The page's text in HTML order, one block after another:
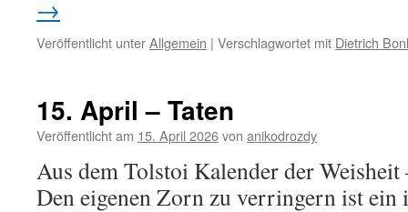
→
Veröffentlicht unterAllgemein | Verschlagwortet mit Dietrich
15. April – Taten
Veröffentlicht am 15. April 2026von anikodrozdy
Aus dem Tolstoi Kalender der
Den eigenen Zorn zu verringern ist